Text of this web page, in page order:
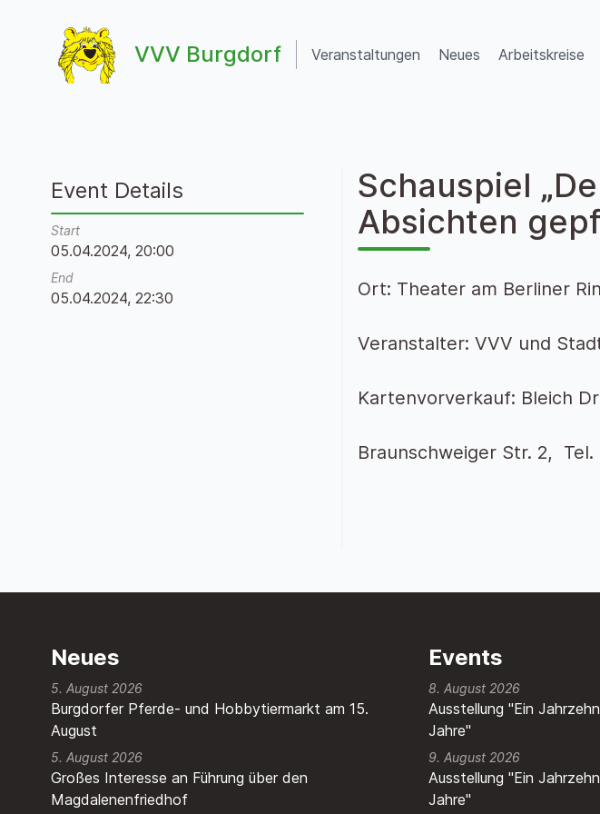
VVV Burgdorf
VVV Burgdorf
Veranstaltungen Neues Arbeitskreise
Schauspiel
Absichten
Ort: Theater am Berliner
Veranstalter: VVV und
Kartenvorverkauf: Bleich
Braunschweiger Str. 2, Tel.
Event Details
Start
05.04.2024, 20:00
End
05.04.2024, 22:30
Neues
Burgdorfer Pferde- und Hobbytiermarkt am 15.
August
5. August 2026
Großes Interesse an Führung über den
Magdalenenfriedhof
5. August 2026
Events
8. August 2026
Ausstellung "Ein
Jahre"
9. August 2026
Ausstellung "Ein
Jahre"